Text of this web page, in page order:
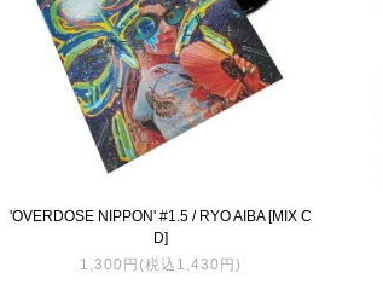
'OVERDOSE NIPPON' #1.5 / RYO AIBA [MIX C
D]
1,300円(税込1,430円)